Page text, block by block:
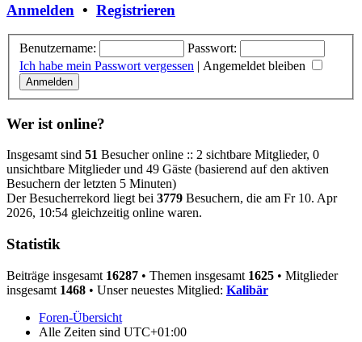
Anmelden • Registrieren
Benutzername:
Passwort:
Ich habe mein Passwort vergessen | Angemeldet bleiben
Wer ist online?
Insgesamt sind 51 Besucher online :: 2 sichtbare Mitglieder, 0
unsichtbare Mitglieder und 49 Gäste (basierend auf den aktiven
Besuchern der letzten 5 Minuten)
Der Besucherrekord liegt bei 3779 Besuchern, die am Fr 10. Apr
2026, 10:54 gleichzeitig online waren.
Statistik
Beiträge insgesamt 16287 • Themen insgesamt 1625 • Mitglieder
insgesamt 1468 • Unser neuestes Mitglied: Kalibär
Foren-Übersicht
Alle Zeiten sind UTC+01:00